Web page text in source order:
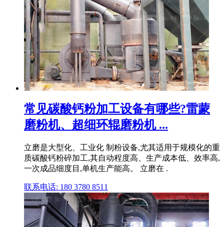
常见碳酸钙粉加工设备有哪些?雷蒙
磨粉机、超细环辊磨粉机 ...
立磨是大型化、工业化 制粉设备,尤其适用于规模化的重
质碳酸钙粉碎加工,其自动程度高、生产成本低、效率高,
一次成品细度目,单机生产能高。 立磨在 .
联系电话: 180 3780 8511